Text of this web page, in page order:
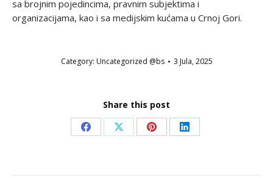
sa brojnim pojedincima, pravnim subjektima i
organizacijama, kao i sa medijskim kućama u Crnoj Gori.
Category: Uncategorized @bs 3 Jula, 2025
Share this post
Share
Facebook
Share
X
Share
Pinterest
Share
LinkedIn